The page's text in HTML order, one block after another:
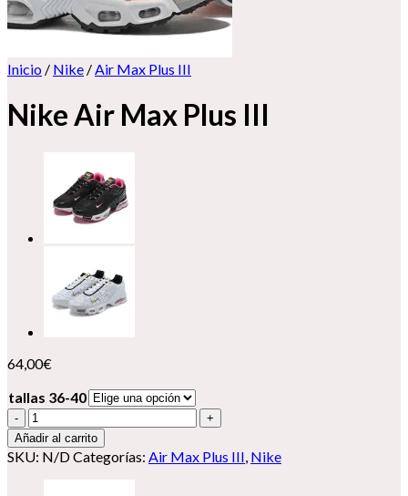
Inicio / Nike /Air Max Plus III
Nike Air Max Plus III
64,00€
tallas 36-40
Nike
Air
Max
Plus
Añadir al carrito
SKU: N/DCategorías: Air Max Plus III, Nike